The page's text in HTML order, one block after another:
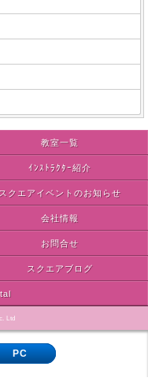
教室一覧
ｲﾝｽﾄﾗｸﾀｰ紹介
スクエアイベントのお知らせ
会社情報
お問合せ
スクエアブログ
Ltd
PC